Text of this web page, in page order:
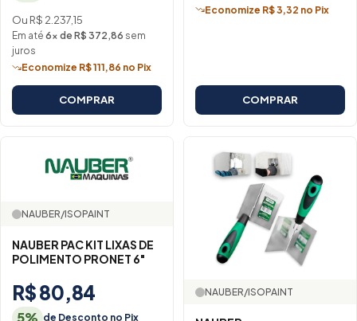
Ou R$ 2.237,15
Em até 6× de R$ 372,86 sem
juros
Economize R$ 111,86 no Pix
COMPRAR
Economize R$ 3,32 no Pix
COMPRAR
NAUBER/ISOPAINT
NAUBER PAC KIT LIXAS DE
POLIMENTO PRONET 6"
R$ 80,84
5% de Desconto no Pix
NAUBER/ISOPAINT